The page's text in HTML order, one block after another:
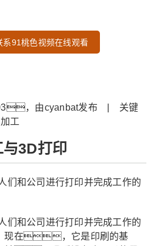
系91桃色视频在线观看
03，由cyanbat发布 | 关键
工
3D打印
们和公司进行打印并完成工作的
们和公司进行打印并完成工作的
现在，它是印刷的基